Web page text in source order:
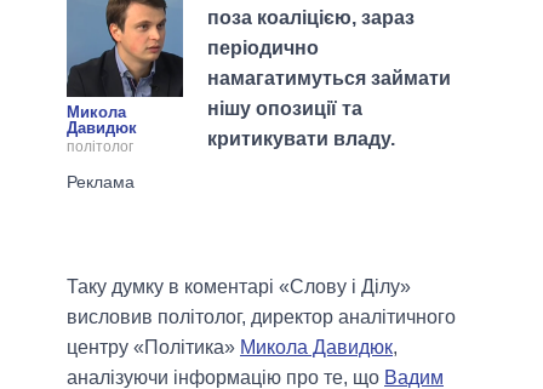
Микола
Давидюк
політолог
поза коаліцією, зараз
періодично
намагатимуться займати
нішу опозиції та
критикувати владу.
Таку думку в коментарі «Слову і Ділу»
висловив політолог, директор аналітичного
центру «Політика» Микола Давидюк,
аналізуючи інформацію про те, що Вадим